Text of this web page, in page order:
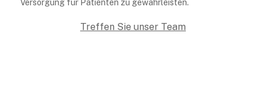
Versorgung für Patienten zu gewährleisten.
Treffen Sie unser Team